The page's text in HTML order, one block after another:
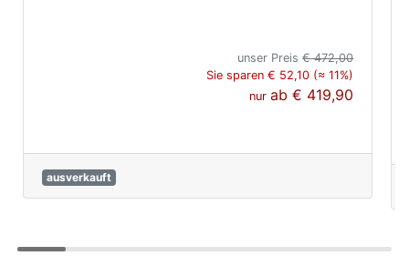
unser Preis€ 472,00
Sie sparen € 52,10 (≈ 11%)
nurab€ 419,90
ausverkauft